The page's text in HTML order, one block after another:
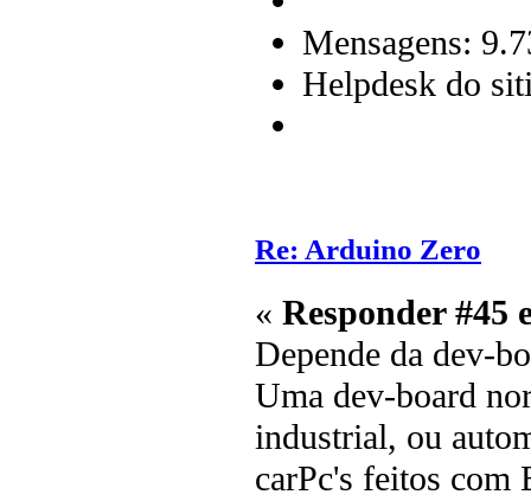
Mensagens:
Helpdesk do
Re: Arduino Zero
« Responder #45
Depende da dev-
Uma dev-board
industrial, ou
carPc's feitos com